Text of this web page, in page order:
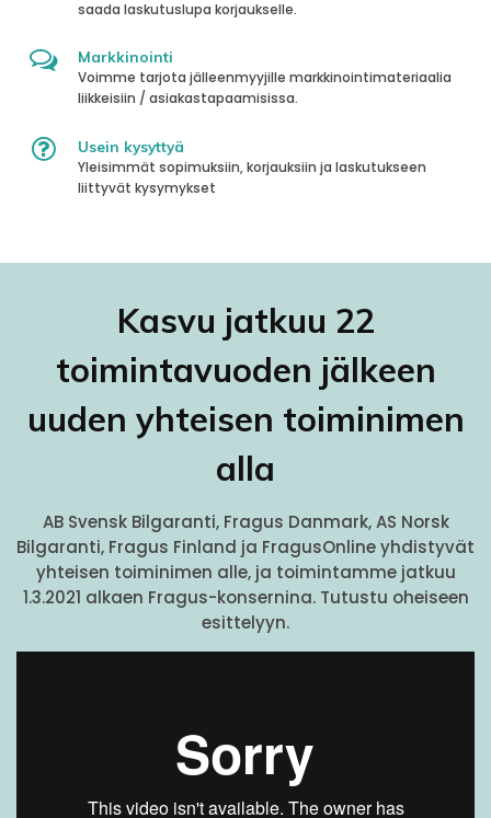
saada laskutuslupa korjaukselle.
Markkinointi
Voimme tarjota jälleenmyyjille markkinointimateriaalia
liikkeisiin / asiakastapaamisissa.
Usein kysyttyä
Yleisimmät sopimuksiin, korjauksiin ja laskutukseen
liittyvät kysymykset
Kasvu jatkuu 22
toimintavuoden jälkeen
uuden yhteisen toiminimen
alla
AB Svensk Bilgaranti, Fragus Danmark, AS Norsk
Bilgaranti, Fragus Finland ja FragusOnline yhdistyvät
yhteisen toiminimen alle, ja toimintamme jatkuu
1.3.2021 alkaen Fragus-konsernina. Tutustu oheiseen
esittelyyn.